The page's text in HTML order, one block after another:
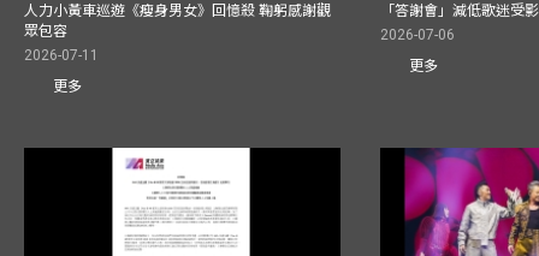
人力小黃車巡遊《瘦身男女》回憶殺 鞠躬感謝觀
眾包容
2026-07-11
更多
「答謝會」減低歌迷受
2026-07-06
更多